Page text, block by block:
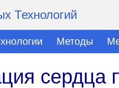
Технологий
Методы
сердца